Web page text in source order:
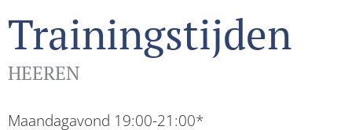
Trainingstijden
HEEREN
Maandagavond 19:00-21:00*